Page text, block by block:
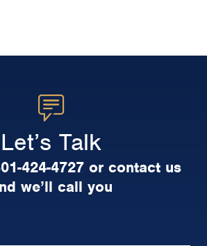
Let’s Talk
424-4727 or contact us
we’ll call you